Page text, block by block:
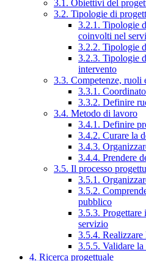
3.1. Obiettivi del
3.2. Tipologie di
3.2.1. Tipologie
coinvolti nel
3.2.2. Tipologie
3.2.3. Tipologie
intervento
3.3. Competenze, ruoli
3.3.1.
3.3.2. Definire
3.4. Metodo di lavoro
3.4.1. Definire
3.4.2. Curare la
3.4.3.
3.4.4. Prendere
3.5. Il processo
3.5.1.
3.5.2.
pubblico
3.5.3. Progettare
servizio
3.5.4. Realizzare
3.5.5. Validare la
4. Ricerca progettuale